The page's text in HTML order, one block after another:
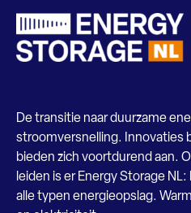
De transitie naar duurzame
stroomversnelling. Innovaties
bieden zich voortdurend aan.
leiden is er Energy Storage
alle typen energieopslag.